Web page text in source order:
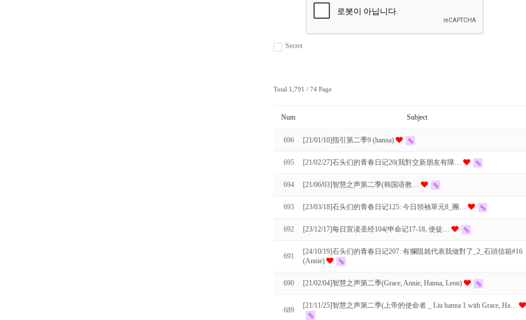
Secret
Total 1,791 / 74 Page
Num Subject
696 [21/01/10]指引第二季9 (hanna)
695 [21/02/27]石头们的青春日记20(我對交新朋友有障…
694 [21/06/03]智慧之声第二季(韩国语教…
693 [23/03/18]石头们的青春日记125: 今日領袖單元8_團…
692 [23/12/17]每日宣读圣经104(申命记17-18, 使徒…
691
[24/10/19]石头们的青春日记207: 有攔阻就代表我做對了_2_石頭信箱#16
(Annie)
690 [21/02/04]智慧之声第二季(Grace, Annie, Hanna, Leon)
689
[21/11/25]智慧之声第二季(上帝的使命者 _ Liu hanna 1 with Grace, Ha…